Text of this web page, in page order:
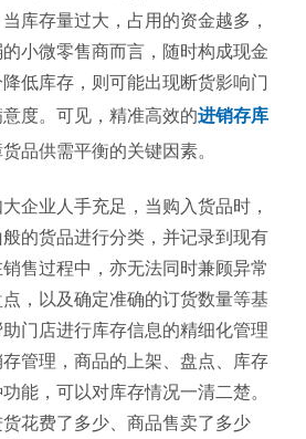
库存量过大，占用的资金越多，
小微零售商而言，随时构成现金
低库存，则可能出现断货影响门
度。可见，精准高效的进销存库
品供需平衡的关键因素。
企业人手充足，当购入货品时，
的货品进行分类，并记录到现有
售过程中，亦无法同时兼顾异常
，以及确定准确的订货数量等基
助门店进行库存信息的精细化管理
管理，商品的上架、盘点、库存
能，可以对库存情况一清二楚。
花费了多少、商品售卖了多少